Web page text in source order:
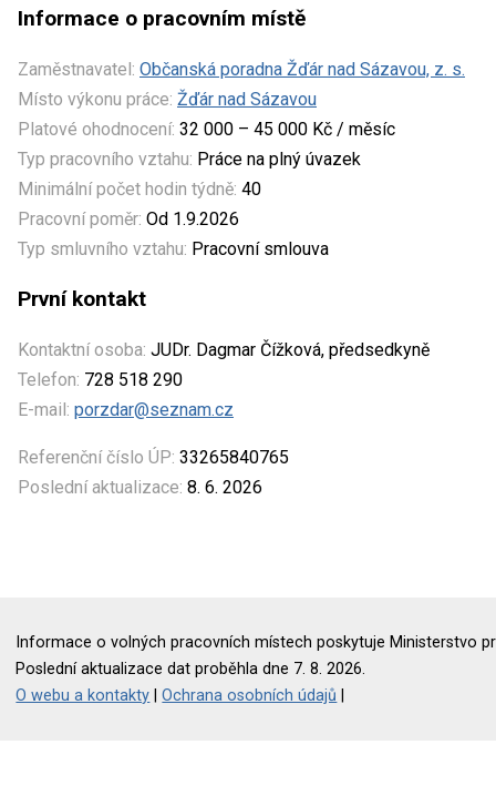
Informace o pracovním místě
Zaměstnavatel: Občanská poradna Žďár nad Sázavou, z. s.
Místo výkonu práce: Žďár nad Sázavou
Platové ohodnocení: 32 000 – 45 000 Kč / měsíc
Typ pracovního vztahu: Práce na plný úvazek
Minimální počet hodin týdně: 40
Pracovní poměr: Od 1.9.2026
Typ smluvního vztahu: Pracovní smlouva
První kontakt
Kontaktní osoba: JUDr. Dagmar Čížková, předsedkyně
Telefon: 728 518 290
E-mail: porzdar@seznam.cz
Referenční číslo ÚP: 33265840765
Poslední aktualizace: 8. 6. 2026
Informace o volných pracovních místech poskytuje Ministerstvo
Poslední aktualizace dat proběhla dne 7. 8. 2026.
O webu a kontakty |Ochrana osobních údajů